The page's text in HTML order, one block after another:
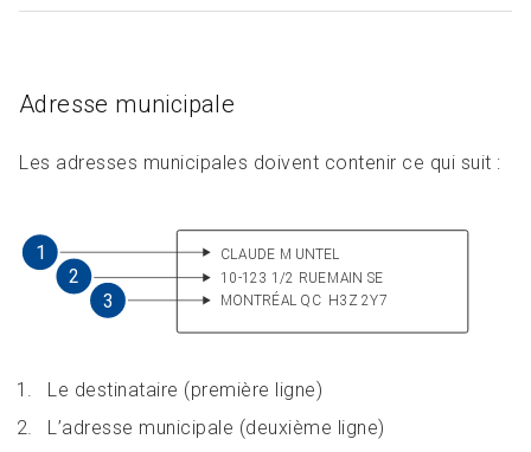
Adresse municipale
Les adresses municipales doivent contenir ce qui suit :
Le destinataire (première ligne)
L’adresse municipale (deuxième ligne)